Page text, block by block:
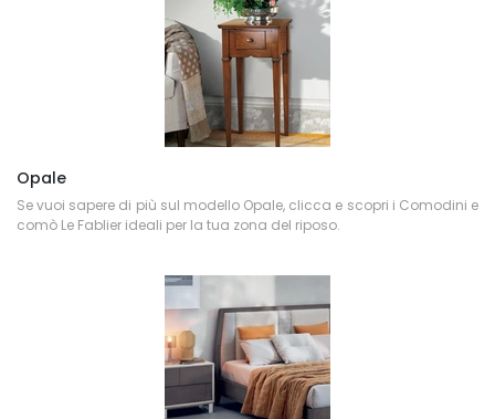
Opale
Se vuoi sapere di più sul modello Opale, clicca e scopri i Comodini e
comò Le Fablier ideali per la tua zona del riposo.